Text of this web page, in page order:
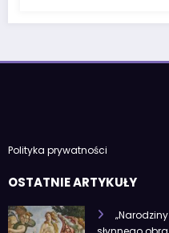
Polityka prywatności
OSTATNIE ARTYKUŁY